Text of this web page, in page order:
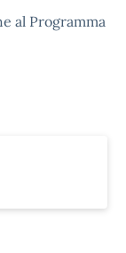
al Programma